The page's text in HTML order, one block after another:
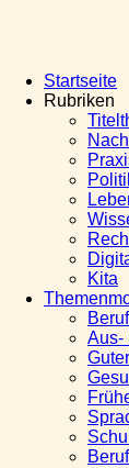
Startseite
Rubriken
Kita
Aus-